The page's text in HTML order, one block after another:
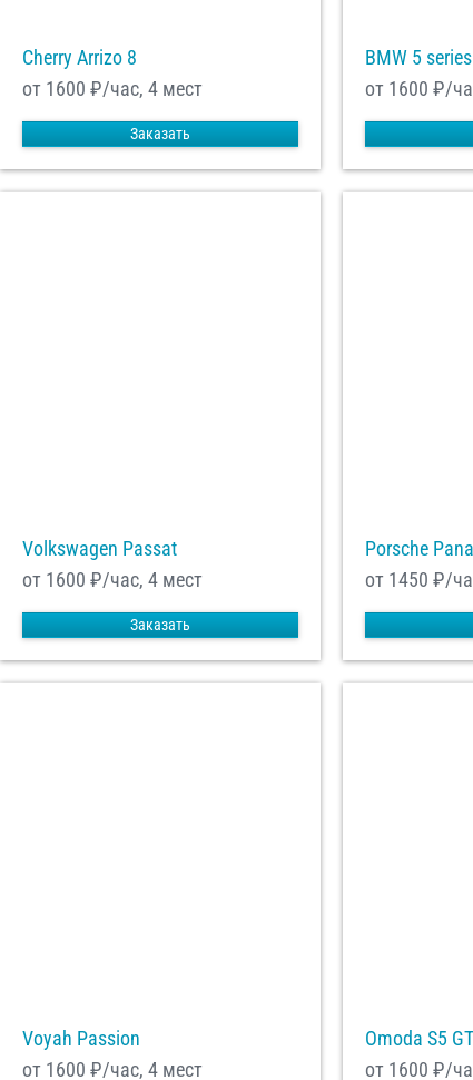
Cherry Arrizo 8
от 1600 ₽/час, 4 мест
Заказать
BMW 5 series
от 1600 ₽/
Volkswagen Passat
от 1600 ₽/час, 4 мест
Заказать
Porsche
от 1450 ₽/
Voyah Passion
от 1600 ₽/час, 4 мест
Omoda S5 GT
от 1600 ₽/